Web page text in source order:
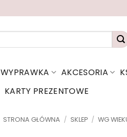
WYPRAWKA AKCESORIA
KARTY PREZENTOWE
STRONA GŁÓWNA / SKLEP / WG